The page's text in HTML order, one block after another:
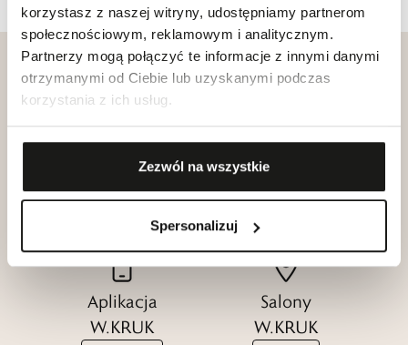
korzystasz z naszej witryny, udostępniamy partnerom
społecznościowym, reklamowym i analitycznym.
Partnerzy mogą połączyć te informacje z innymi danymi
otrzymanymi od Ciebie lub uzyskanymi podczas
korzystania z ich usług.
Zezwól na wszystkie
Spersonalizuj
Klub dla
Przyjaciół
Katalogi
W.KRUK
Zobacz
Aplikacja
W.KRUK
Salony
W.KRUK